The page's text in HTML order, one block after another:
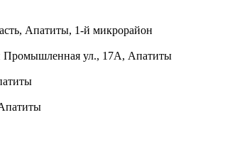
Апатиты, 1-й микрорайон
Промышленная ул., 17А, Апатиты